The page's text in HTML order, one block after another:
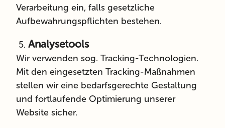
Verarbeitung ein, falls gesetzliche
Aufbewahrungspflichten bestehen.
Analysetools
Wir verwenden sog. Tracking-Technologien.
Mit den eingesetzten Tracking-Maßnahmen
stellen wir eine bedarfsgerechte Gestaltung
und fortlaufende Optimierung unserer
Website sicher.